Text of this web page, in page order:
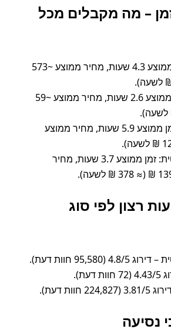
– מה מקבלים מכל
טיסה: זמן ממוצע 4.3 שעות, מחיר ממוצע ~573
רכבת: זמן ממוצע 2.6 שעות, מחיר ממוצע ~59
אוטובוס: זמן ממוצע 5.9 שעות, מחיר ממוצע
הסעה פרטית: זמן ממוצע 3.7 שעות, מחיר
רצון לפי סוג
(95,580 חוות דעת).
חוות דעת).
נסיעה